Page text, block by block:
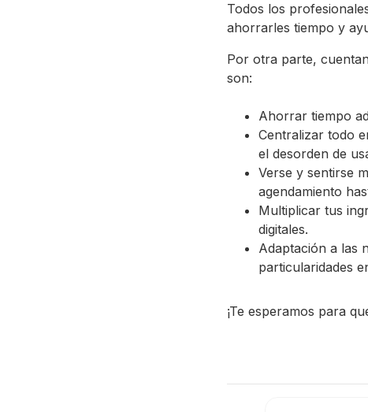
Todos los
ahorrarles tiempo y
Por otra parte,
son:
Ahorrar tiempo
Centralizar todo
el desorden de
Verse y sentirse
agendamiento
Multiplicar tus
digitales.
Adaptación a las
particularidades
¡Te esperamos para